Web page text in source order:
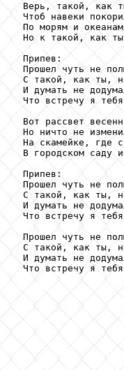
Верь, такой, как
Чтоб навеки
По морям и
Но к такой, как
Припев:
Прошел чуть не
С такой, как ты,
И думать не
Что встречу я
Вот рассвет
Но ничто не
На скамейке, где
В городском саду
Припев:
Прошел чуть не
С такой, как ты,
И думать не
Что встречу я
Прошел чуть не
С такой, как ты,
И думать не